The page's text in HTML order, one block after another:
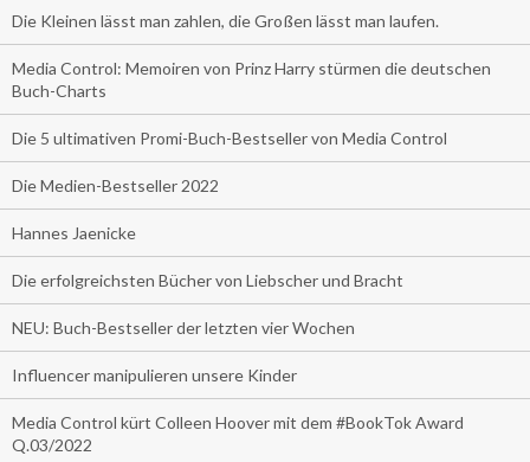
Die Kleinen lässt man zahlen, die Großen lässt man laufen.
Media Control: Memoiren von Prinz Harry stürmen die deutschen
Buch-Charts
Die 5 ultimativen Promi-Buch-Bestseller von Media Control
Die Medien-Bestseller 2022
Hannes Jaenicke
Die erfolgreichsten Bücher von Liebscher und Bracht
NEU: Buch-Bestseller der letzten vier Wochen
Influencer manipulieren unsere Kinder
Media Control kürt Colleen Hoover mit dem #BookTok Award
Q.03/2022